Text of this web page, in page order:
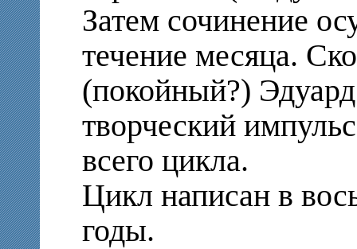
Затем сочинение
течение месяца.
(покойный?)
творческий
всего цикла.
Цикл написан в
годы.